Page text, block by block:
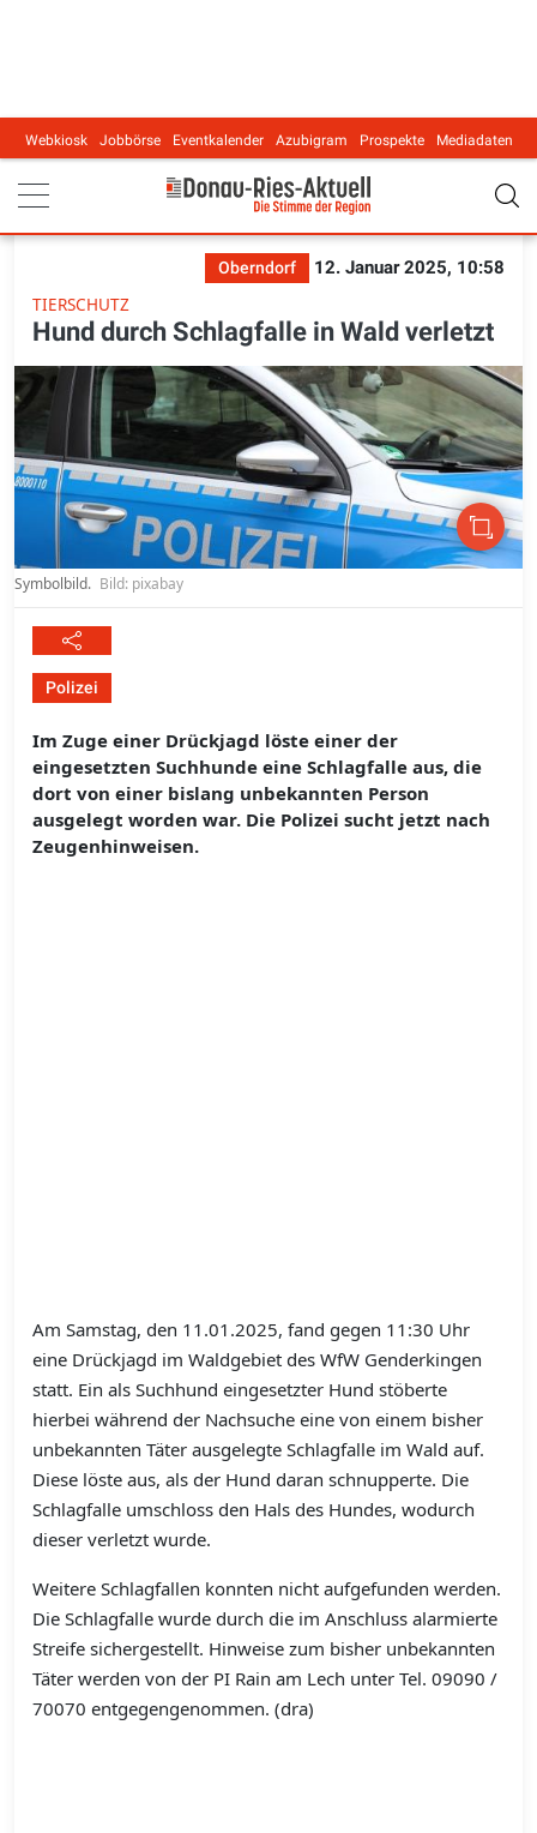
Main navigation
Webkiosk Jobbörse Eventkalender Azubigram Prospekte Mediadaten
Oberndorf
12. Januar 2025, 10:58
TIERSCHUTZ
Hund durch Schlagfalle in Wald verletzt
Symbolbild. Bild: pixabay
Polizei
Im Zuge einer Drückjagd löste einer der
eingesetzten Suchhunde eine Schlagfalle aus, die
dort von einer bislang unbekannten Person
ausgelegt worden war. Die Polizei sucht jetzt nach
Zeugenhinweisen.
Am Samstag, den 11.01.2025, fand gegen 11:30 Uhr
eine Drückjagd im Waldgebiet des WfW Genderkingen
statt. Ein als Suchhund eingesetzter Hund stöberte
hierbei während der Nachsuche eine von einem bisher
unbekannten Täter ausgelegte Schlagfalle im Wald auf.
Diese löste aus, als der Hund daran schnupperte. Die
Schlagfalle umschloss den Hals des Hundes, wodurch
dieser verletzt wurde.
Weitere Schlagfallen konnten nicht aufgefunden werden.
Die Schlagfalle wurde durch die im Anschluss alarmierte
Streife sichergestellt. Hinweise zum bisher unbekannten
Täter werden von der PI Rain am Lech unter Tel. 09090 /
70070 entgegengenommen. (dra)